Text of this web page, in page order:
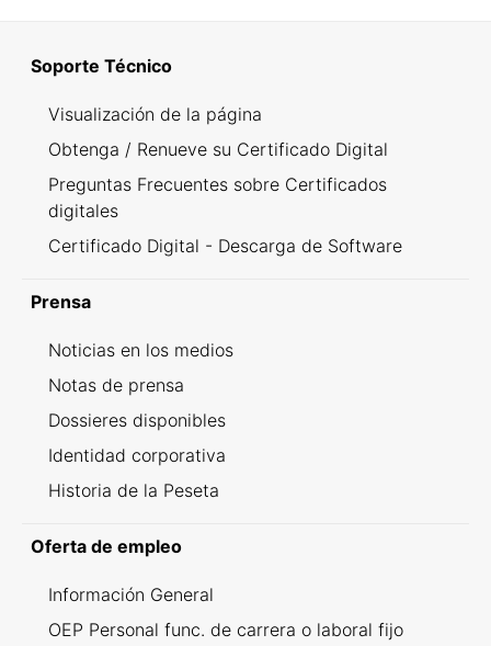
Soporte Técnico
Visualización de la página
Obtenga / Renueve su Certificado Digital
Preguntas Frecuentes sobre Certificados
digitales
Certificado Digital - Descarga de Software
Prensa
Noticias en los medios
Notas de prensa
Dossieres disponibles
Identidad corporativa
Historia de la Peseta
Oferta de empleo
Información General
OEP Personal func. de carrera o laboral fijo